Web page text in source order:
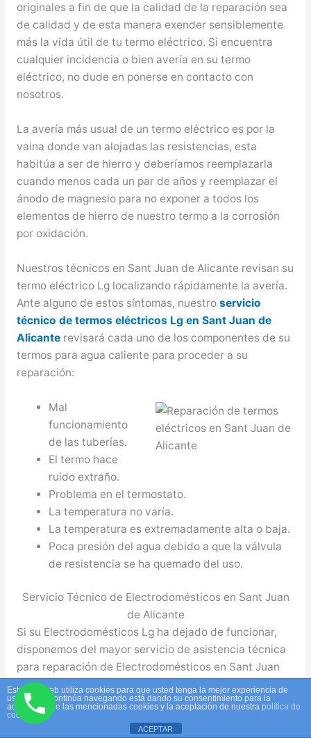
originales a fin de que la calidad de la reparación sea
de calidad y de esta manera exender sensiblemente
más la vida útil de tu termo eléctrico. Si encuentra
cualquier incidencia o bien avería en su termo
eléctrico, no dude en ponerse en contacto con
nosotros.
La avería más usual de un termo eléctrico es por la
vaina donde van alojadas las resistencias, esta
habitúa a ser de hierro y deberíamos reemplazarla
cuando menos cada un par de años y reemplazar el
ánodo de magnesio para no exponer a todos los
elementos de hierro de nuestro termo a la corrosión
por oxidación.
Nuestros técnicos en Sant Juan de Alicante revisan su
termo eléctrico Lg localizando rápidamente la avería.
Ante alguno de estos síntomas, nuestro servicio
técnico de termos eléctricos Lg en Sant Juan de
Alicanterevisará cada uno de los componentes de su
termos para agua caliente para proceder a su
reparación:
Mal
funcionamiento
de las tuberías.
El termo hace
ruido extraño.
Problema en el termostato.
La temperatura no varía.
La temperatura es extremadamente alta o baja.
Poca presión del agua debido a que la válvula
de resistencia se ha quemado del uso.
Servicio Técnico de Electrodomésticos en Sant Juan
de Alicante
Si su Electrodomésticos Lg ha dejado de funcionar,
disponemos del mayor servicio de asistencia técnica
para reparación de Electrodomésticos en Sant Juan
de Alicante a domicilio. Aproveche los beneficios
exclusivas que ofrece nuestro servicio y que ninguna
otra empresa ofrece.
Este sitio web utiliza cookies para que usted tenga la mejor experiencia de
usuario. Si continúa navegando está dando su consentimiento para la
aceptación de las mencionadas cookies y la aceptación de nuestra política de
cookies
ACEPTAR